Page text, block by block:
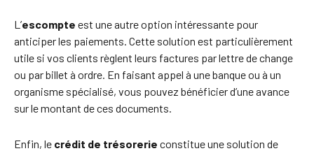
L’escompte est une autre option intéressante pour
anticiper les paiements. Cette solution est particulièrement
utile si vos clients règlent leurs factures par lettre de change
ou par billet à ordre. En faisant appel à une banque ou à un
organisme spécialisé, vous pouvez bénéficier d’une avance
sur le montant de ces documents.
Enfin, le crédit de trésorerie constitue une solution de